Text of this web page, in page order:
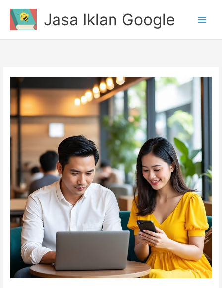
konten
Jasa Iklan Google